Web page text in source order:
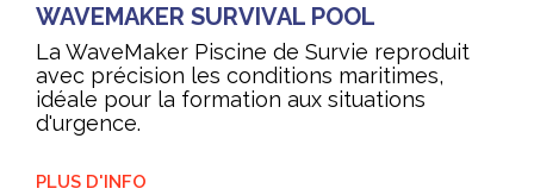
WAVEMAKER SURVIVAL POOL
La WaveMaker Piscine de Survie reproduit
avec précision les conditions maritimes,
idéale pour la formation aux situations
d'urgence.
PLUS D'INFO